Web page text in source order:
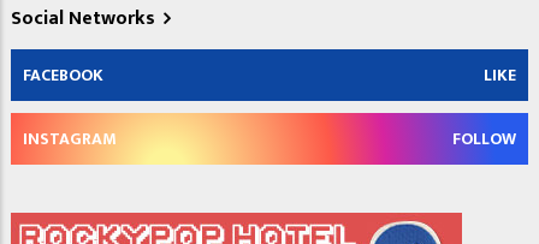
Social Networks
FACEBOOK LIKE
INSTAGRAM FOLLOW